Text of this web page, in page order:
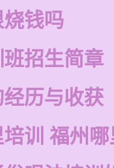
钱吗
招生简章
历与收获
训 福州